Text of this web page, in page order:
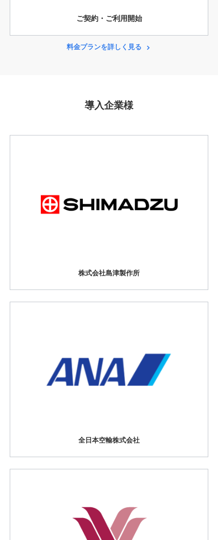
ご契約・ご利用開始
料金プランを詳しく見る
導入企業様
株式会社島津製作所
全日本空輸株式会社